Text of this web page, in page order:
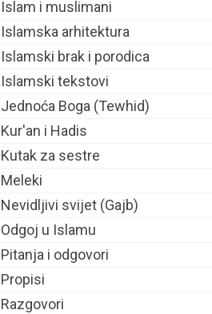
Islam i muslimani
Islamska arhitektura
Islamski brak i porodica
Islamski tekstovi
Jednoća Boga (Tewhid)
Kur'an i Hadis
Kutak za sestre
Meleki
Nevidljivi svijet (Gajb)
Odgoj u Islamu
Pitanja i odgovori
Propisi
Razgovori